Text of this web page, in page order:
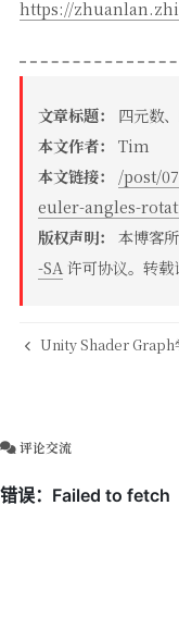
https://
文章标题：
四元数
本文作者：Tim
本文链接：
/post/
euler-angles-
版权声明：本博客
-SA 许可协议。转载
Unity Shader Graph
评论交流